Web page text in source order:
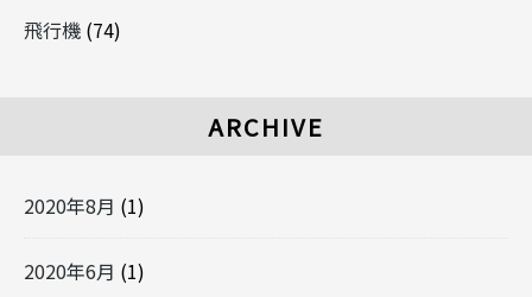
飛行機 (74)
ARCHIVE
2020年8月 (1)
2020年6月 (1)